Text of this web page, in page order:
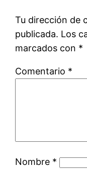
Tu dirección de
publicada. Los
marcados con *
Comentario *
Nombre *